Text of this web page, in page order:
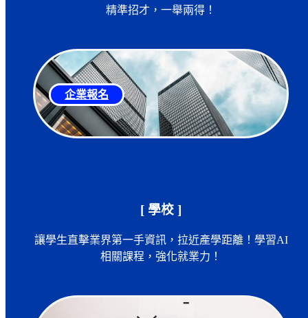
精準招才，一舉兩得！
企業報名
[ 學校 ]
讓學生直擊業界第一手資訊，拉近產學距離！學習AI
相關課程，強化就業力！